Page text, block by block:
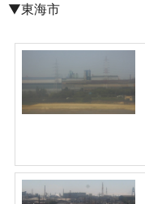
▼東海市